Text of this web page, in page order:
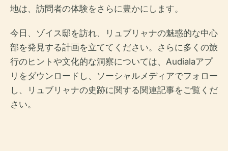
地は、訪問者の体験をさらに豊かにします。
今日、ゾイス邸を訪れ、リュブリャナの魅惑的な中心
部を発見する計画を立ててください。さらに多くの旅
行のヒントや文化的な洞察については、Audialaアプ
リをダウンロードし、ソーシャルメディアでフォロー
し、リュブリャナの史跡に関する関連記事をご覧くだ
さい。